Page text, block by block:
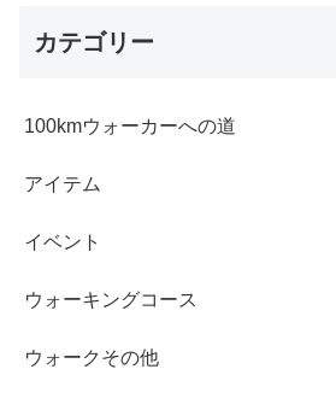
カテゴリー
100kmウォーカーへの道
アイテム
イベント
ウォーキングコース
ウォークその他